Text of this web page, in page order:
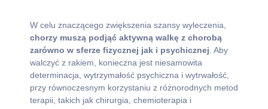
W celu znaczącego zwiększenia szansy wyleczenia,
chorzy muszą podjąć aktywną walkę z chorobą
zarówno w sferze fizycznej jak i psychicznej . Aby
walczyć z rakiem, konieczna jest niesamowita
determinacja, wytrzymałość psychiczna i wytrwałość,
przy równoczesnym korzystaniu z różnorodnych metod
terapii, takich jak chirurgia, chemioterapia i